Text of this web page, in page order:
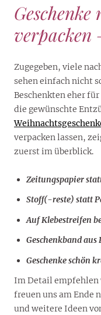
Zugegeben, viele
sehen einfach nicht
Beschenkten eher
die gewünschte
verpacken lassen,
zuerst im überblick.
Zeitungspapier
Stoff(-reste) statt
Auf Klebestreifen
Geschenkband
Geschenke schön
Im Detail empfehlen
freuen uns am Ende
und weitere Ideen